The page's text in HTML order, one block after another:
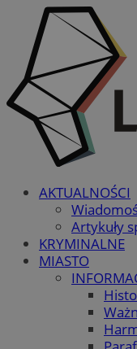
AKTUALNOŚCI
Artykuły
KRYMINALNE
MIASTO